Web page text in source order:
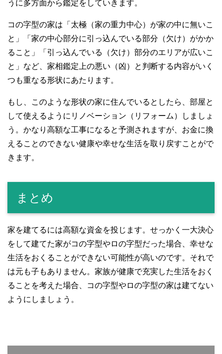
うに多方面から鑑定をしていきます。
コの字型の家は「太極（家の重力中心）が家の中に無いこ
と」「家の中心部分に引っ込んでいる部分（欠け）がかか
ること」「引っ込んでいる（欠け）部分のエリアが広いこ
と」など、家相鑑定上の悪い（凶）と判断する内容がいく
つも重なる形状にあたります。
もし、このような形状の家に住んでいるとしたら、部屋と
して使えるようにリノベーション（リフォーム）しましょ
う。かなり高額な工事になると予測されますが、お金に換
えることのできない健康や幸せな生活を取り戻すことがで
きます。
まとめ
家を建てるには高額な資金を投じます。せっかく一大決心
をして建てた家がコの字型やロの字型だった場合、幸せな
生活をおくることができない可能性が高いのです。それで
は元も子もありません。家族が健康で充実した生活をおく
ることを考えた場合、コの字型やロの字型の家は建てない
ようにしましょう。